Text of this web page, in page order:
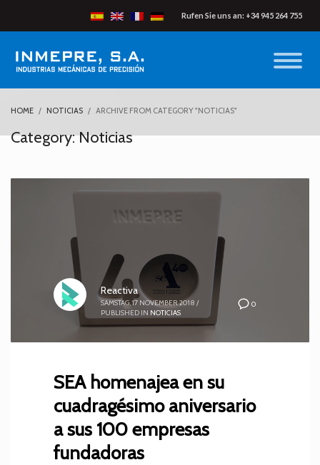
Rufen Sie uns an: +34 945 264 755
HOME NOTICIAS ARCHIVE FROM CATEGORY "NOTICIAS"
Category: Noticias
0
Reactiva
SAMSTAG, 17 NOVEMBER 2018 /
PUBLISHED IN NOTICIAS
SEA homenajea en su
cuadragésimo aniversario
a sus 100 empresas
fundadoras